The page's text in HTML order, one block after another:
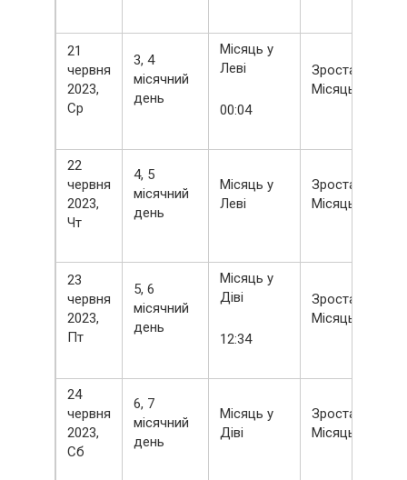
21
червня
2023,
Ср
3, 4
місячний
день
Місяць у
Леві
00:04
Зростаючий
Місяць
22
червня
2023,
Чт
4, 5
місячний
день
Місяць у
Леві
Зростаючий
Місяць
23
червня
2023,
Пт
5, 6
місячний
день
Місяць у
Діві
12:34
Зростаючий
Місяць
24
червня
2023,
Сб
6, 7
місячний
день
Місяць у
Діві
Зростаючий
Місяць